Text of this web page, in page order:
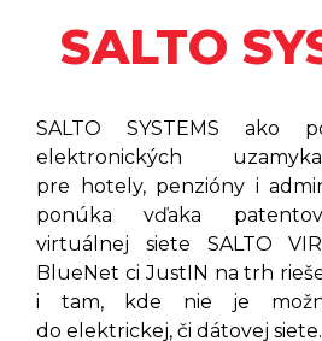
SALTO
SALTO SYSTEMS ako
elektronických
pre hotely, penzióny i
ponúka vďaka
virtuálnej siete SALTO
BlueNet ci JustIN na trh
i tam, kde nie je
do elektrickej, či dátovej siete.